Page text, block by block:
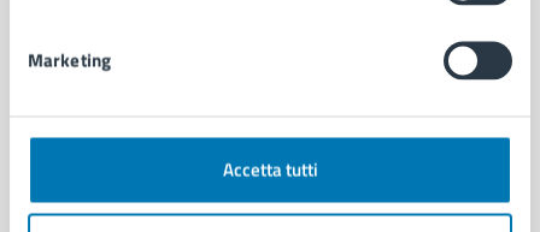
Marketing
Accetta tutti
Comune di Napoli
AMMINISTRAZIONE
Organi di governo